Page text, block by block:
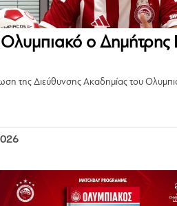
ο Δημήτρης
της Διεύθυνσης Ακαδημίας του